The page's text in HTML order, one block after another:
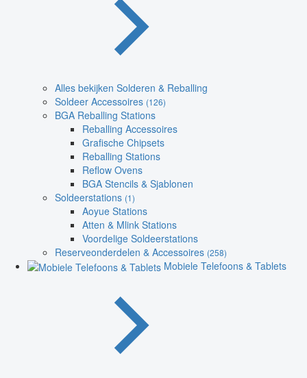
Alles bekijken Solderen & Reballing
Soldeer Accessoires (126)
BGA Reballing Stations
Reballing Accessoires
Grafische Chipsets
Reballing Stations
Reflow Ovens
BGA Stencils & Sjablonen
Soldeerstations (1)
Aoyue Stations
Atten & Mlink Stations
Voordelige Soldeerstations
Reserveonderdelen & Accessoires (258)
Mobiele Telefoons & Tablets